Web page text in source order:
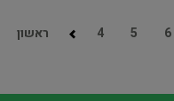
ראשון 4 5 6